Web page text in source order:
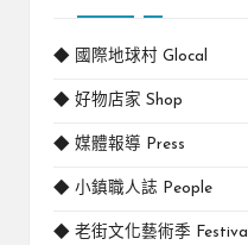
◆ 國際地球村 Glocal
◆ 好物店家 Shop
◆ 媒體報導 Press
◆ 小鎮職人誌 People
◆ 老街文化藝術季 Festival